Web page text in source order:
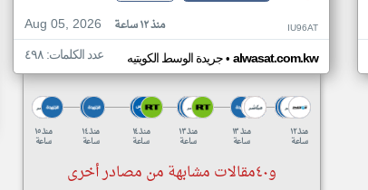
Aug 05, 2026
منذ ١٢ ساعة IU96AT
جريدة الوسط الكويتيه• alwasat.com.kw عدد الكلمات: ٤٩٨
منذ ١٥
ساعة
منذ ١٤
ساعة
منذ ١٤
ساعة
منذ ١٣
ساعة
منذ ١٣
ساعة
منذ ١٢
ساعة
و٤٠مقالات مشابهة من مصادر أخرى